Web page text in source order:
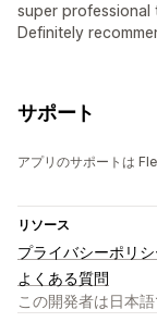
super professional
Definitely
サポート
アプリのサポートは
リソース
プライバシーポリシ
よくある質問
この開発者は日本